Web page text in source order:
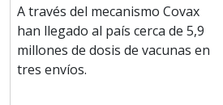
A través del mecanismo Covax
han llegado al país cerca de 5,9
millones de dosis de vacunas en
tres envíos.